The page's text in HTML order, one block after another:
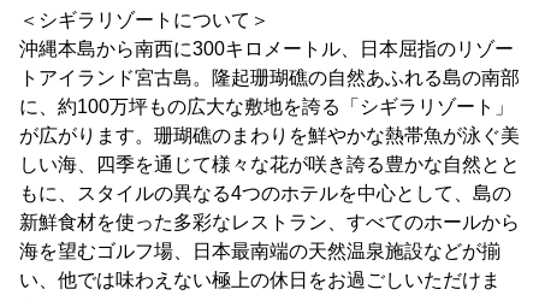
＜シギラリゾートについて＞
沖縄本島から南西に300キロメートル、日本屈指のリゾー
トアイランド宮古島。隆起珊瑚礁の自然あふれる島の南部
に、約100万坪もの広大な敷地を誇る「シギラリゾート」
が広がります。珊瑚礁のまわりを鮮やかな熱帯魚が泳ぐ美
しい海、四季を通じて様々な花が咲き誇る豊かな自然とと
もに、スタイルの異なる4つのホテルを中心として、島の
新鮮食材を使った多彩なレストラン、すべてのホールから
海を望むゴルフ場、日本最南端の天然温泉施設などが揃
い、他では味わえない極上の休日をお過ごしいただけま